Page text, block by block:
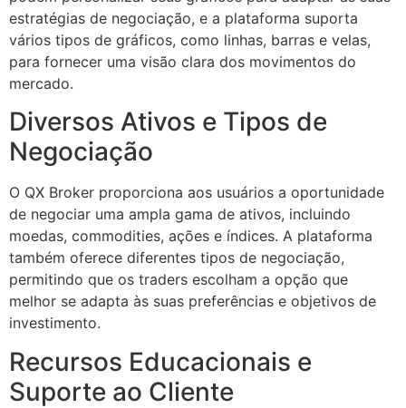
estratégias de negociação, e a plataforma suporta
vários tipos de gráficos, como linhas, barras e velas,
para fornecer uma visão clara dos movimentos do
mercado.
Diversos Ativos e Tipos de
Negociação
O QX Broker proporciona aos usuários a oportunidade
de negociar uma ampla gama de ativos, incluindo
moedas, commodities, ações e índices. A plataforma
também oferece diferentes tipos de negociação,
permitindo que os traders escolham a opção que
melhor se adapta às suas preferências e objetivos de
investimento.
Recursos Educacionais e
Suporte ao Cliente